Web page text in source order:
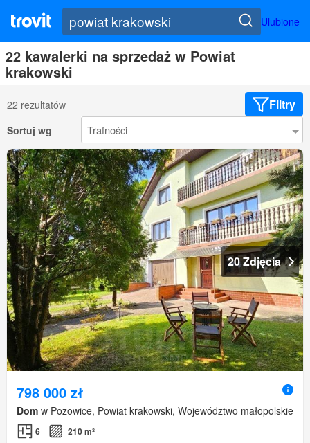
Ulubione
22 kawalerki na sprzedaż w Powiat
krakowski
22 rezultatów Filtry
Sortuj wg
20 Zdjęcia
798 000 zł
Dom w Pozowice, Powiat krakowski, Województwo małopolskie
6 210 m²